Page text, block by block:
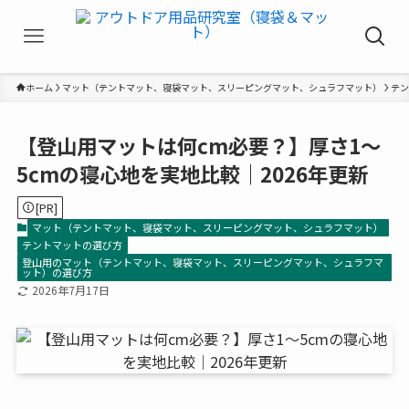
ホーム マット（テントマット、寝袋マット、スリーピングマット、シュラフマット） テ
【登山用マットは何cm必要？】厚さ1〜
5cmの寝心地を実地比較｜2026年更新
[PR]
マット（テントマット、寝袋マット、スリーピングマット、シュラフマット）
テントマットの選び方
登山用のマット（テントマット、寝袋マット、スリーピングマット、シュラフマ
ット）の選び方
2026年7月17日